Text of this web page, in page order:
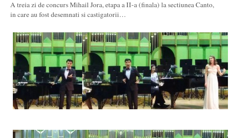
A treia zi de concurs Mihail Jora, etapa a II-a (finala) la sectiunea Canto,
in care au fost desemnati si castigatorii…